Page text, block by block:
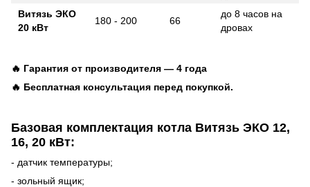
Витязь ЭКО
20 кВт
180 - 200 66
до 8 часов на
дровах
🔥 Гарантия от производителя — 4 года
🔥 Бесплатная консультация перед покупкой.
Базовая комплектация котла Витязь ЭКО 12,
16, 20 кВт:
- датчик температуры;
- зольный ящик;